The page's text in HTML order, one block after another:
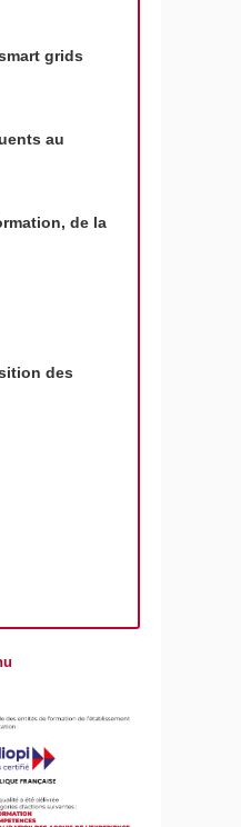
grids
au
de la
des